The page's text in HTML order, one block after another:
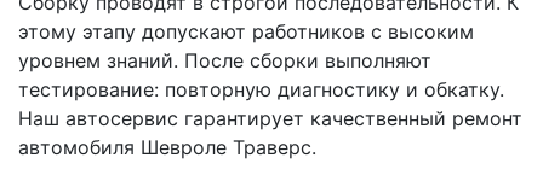
этому этапу допускают работников с высоким
уровнем знаний. После сборки выполняют
тестирование: повторную диагностику и обкатку.
Наш автосервис гарантирует качественный ремонт
автомобиля Шевроле Траверс.